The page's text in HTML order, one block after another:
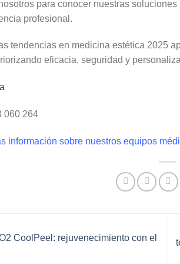
para conocer nuestras
profesional.
tendencias en medicina estética 2025
eficacia, seguridad y
060 264
información sobre nuestros equipos
CoolPeel: rejuvenecimiento con el